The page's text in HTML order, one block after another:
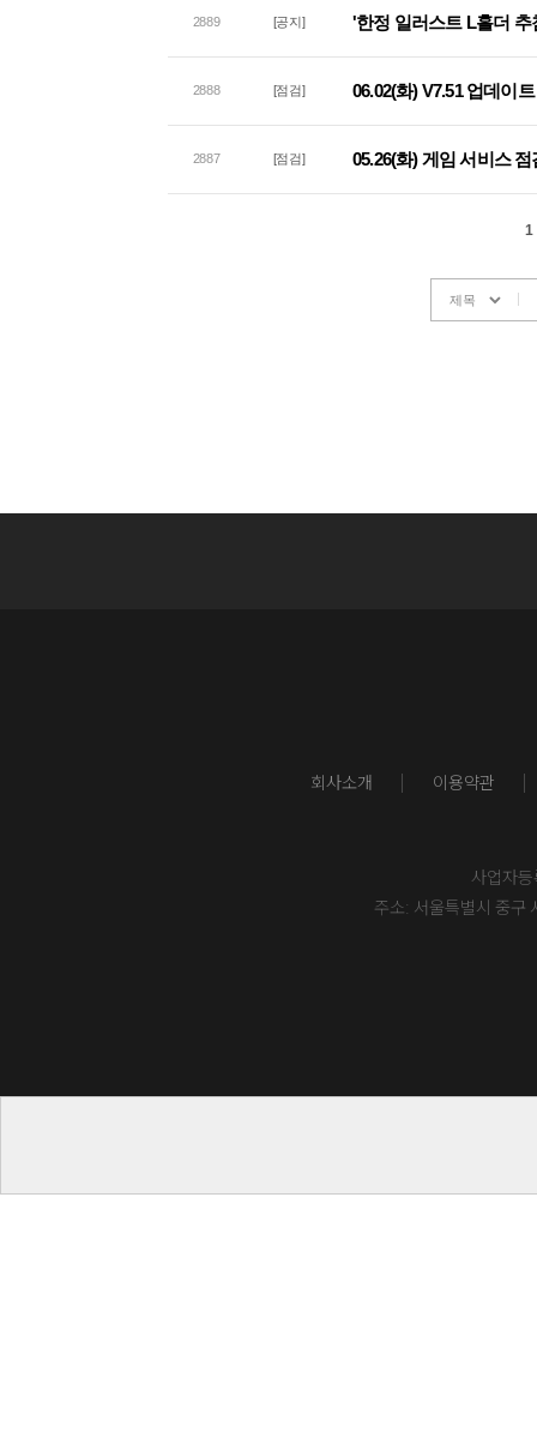
2889 [공지] '한정 일러스트 L홀더
2888 [점검] 06.02(화) V7.51 업데이
2887 [점검] 05.26(화) 게임 서비스
1
회사소개 이용약관
사업자
주소: 서울특별시 중구